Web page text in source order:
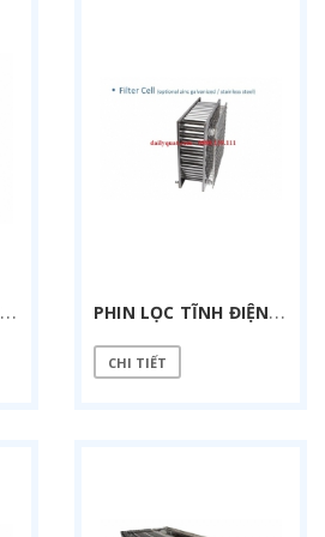
M
ÁY LỌC KHÓI BỤI TĨNH ĐIỆN ƯỚT 20000 M3/H P
HIN LỌC TĨNH ĐIỆN ESP
CHI TIẾT